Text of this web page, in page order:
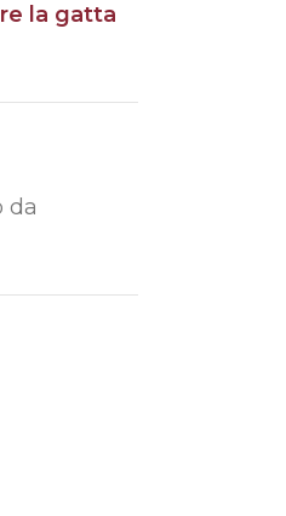
la gatta
da